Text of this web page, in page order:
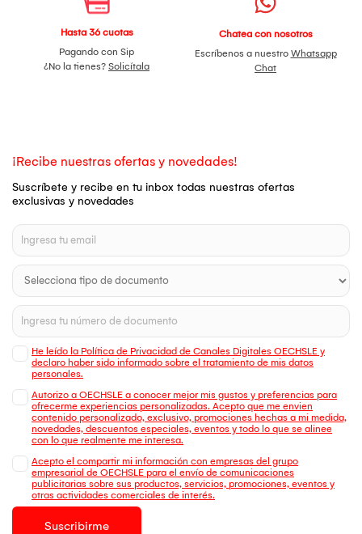
Hasta 36 cuotas
Pagando con Sip
¿No la tienes? Solicítala
Chatea con nosotros
Escríbenos a nuestro Whatsapp
Chat
¡Recibe nuestras ofertas y novedades!
Suscríbete y recibe en tu inbox todas nuestras ofertas
exclusivas y novedades
He leído la Política de Privacidad de Canales Digitales OECHSLE y
declaro haber sido informado sobre el tratamiento de mis datos
personales.
Autorizo a OECHSLE a conocer mejor mis gustos y preferencias para
ofrecerme experiencias personalizadas. Acepto que me envien
contenido personalizado, exclusivo, promociones hechas a mi medida,
novedades, descuentos especiales, eventos y todo lo que se alinee
con lo que realmente me interesa.
Acepto el compartir mi información con empresas del grupo
empresarial de OECHSLE para el envío de comunicaciones
publicitarias sobre sus productos, servicios, promociones, eventos y
otras actividades comerciales de interés.
Suscribirme